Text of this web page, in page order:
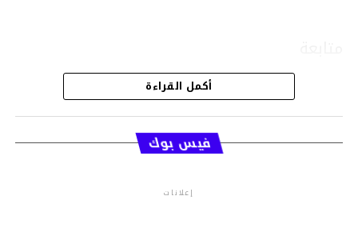
قسم الاخبار
أكمل القراءة
فيس بوك
إعلانات